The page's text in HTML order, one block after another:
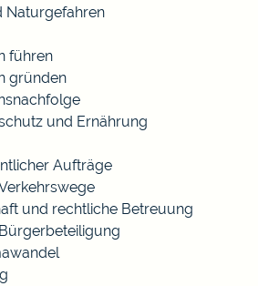
Naturgefahren
führen
gründen
und Ernährung
Aufträge
und rechtliche Betreuung